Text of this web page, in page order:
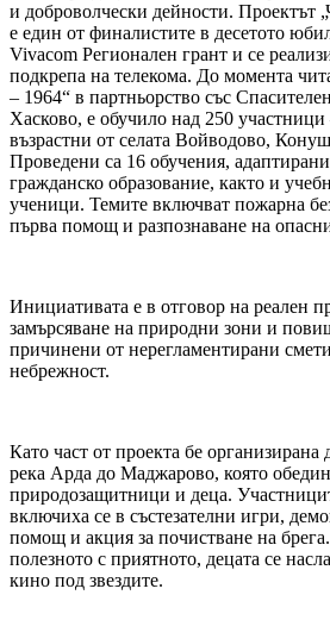
и доброволчески дейности. Проектът
е един от финалистите в десетото
Vivacom Регионален грант и се
подкрепа на телекома. До момента
– 1964“ в партньорство със
Хасково, е обучило над 250
възрастни от селата Войводово,
Проведени са 16 обучения,
гражданско образование, както и
ученици. Темите включват пожарна
първа помощ и разпознаване на
Инициативата е в отговор на реален
замърсяване на природни зони и
причинени от нерегламентирани
небрежност.
Като част от проекта бе организирана
река Арда до Маджарово, която
природозащитници и деца.
включиха се в състезателни игри,
помощ и акция за почистване на
полезното с приятното, децата се
кино под звездите.